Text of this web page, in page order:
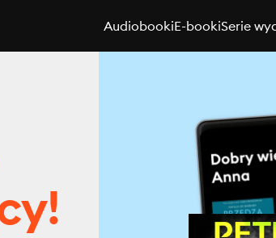
AudiobookiE-bookiSerie